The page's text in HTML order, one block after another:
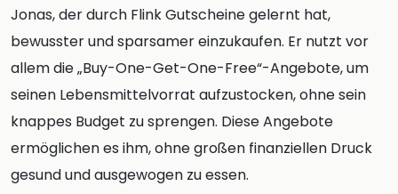
Jonas, der durch Flink Gutscheine gelernt hat,
bewusster und sparsamer einzukaufen. Er nutzt vor
allem die „Buy-One-Get-One-Free“-Angebote, um
seinen Lebensmittelvorrat aufzustocken, ohne sein
knappes Budget zu sprengen. Diese Angebote
ermöglichen es ihm, ohne großen finanziellen Druck
gesund und ausgewogen zu essen.